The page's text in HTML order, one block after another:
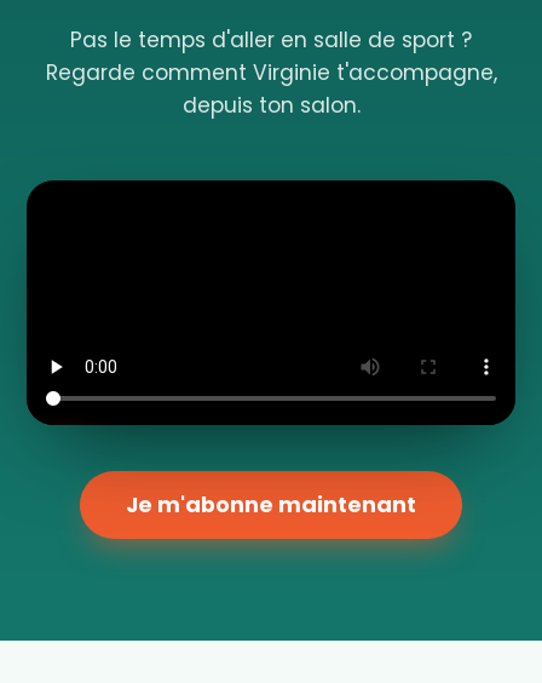
Pas le temps d'aller en salle de sport ?
Regarde comment Virginie t'accompagne,
depuis ton salon.
Je m'abonne maintenant